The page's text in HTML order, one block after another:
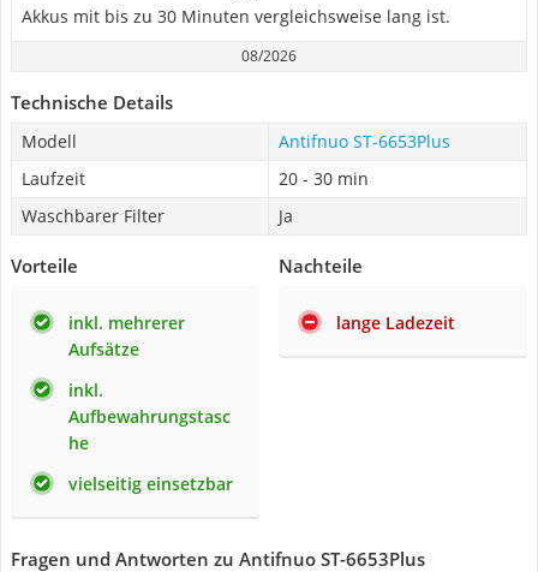
Akkus mit bis zu 30 Minuten vergleichsweise lang ist.
08/2026
Technische Details
Modell
Antifnuo ‎ST-6653Plus
Laufzeit
20 - 30 min
Waschbarer Filter
Ja
Vorteile
inkl. mehrerer
Aufsätze
inkl.
Aufbewahrungstasc
he
vielseitig einsetzbar
Nachteile
lange Ladezeit
Fragen und Antworten zu Antifnuo ‎ST-6653Plus